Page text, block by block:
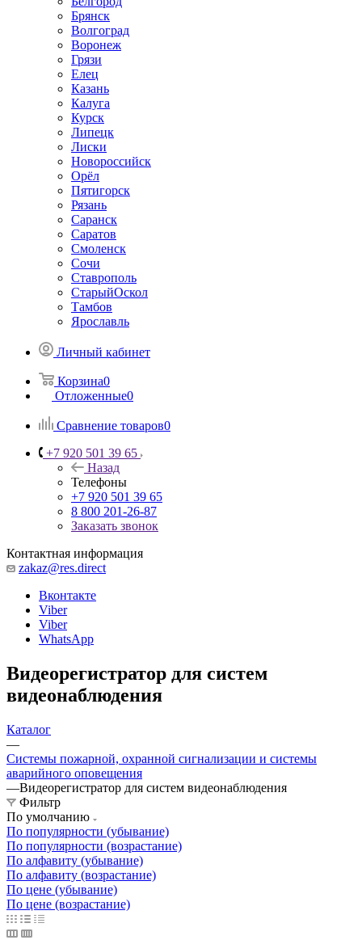
Брянск
Волгоград
Воронеж
Грязи
Елец
Казань
Калуга
Курск
Липецк
Лиски
Новороссийск
Орёл
Пятигорск
Рязань
Саранск
Саратов
Смоленск
Сочи
Ставрополь
СтарыйОскол
Тамбов
Ярославль
Личный кабинет
Корзина0
Отложенные0
Сравнение товаров0
+7 920 501 39 65
Назад
Телефоны
+7 920 501 39 65
8 800 201-26-87
Заказать звонок
Контактная информация
zakaz@res.direct
Вконтакте
Viber
Viber
WhatsApp
Видеорегистратор для систем
видеонаблюдения
Каталог
—
Системы пожарной, охранной сигнализации и системы
аварийного оповещения
—Видеорегистратор для систем видеонаблюдения
Фильтр
По умолчанию
По популярности (убывание)
По популярности (возрастание)
По алфавиту (убывание)
По алфавиту (возрастание)
По цене (убывание)
По цене (возрастание)